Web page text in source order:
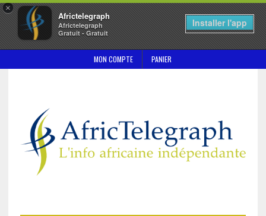
×
Africtelegraph
Africtelegraph
Gratuit - Gratuit
Installer l'app
MON COMPTE PANIER